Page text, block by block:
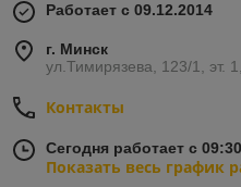
Работает с 09.12.2014
г. Минск
ул.Тимирязева, 123/1, эт.
Контакты
Сегодня работает с
Показать весь график